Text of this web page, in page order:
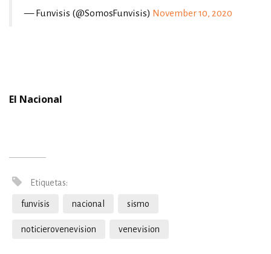
— Funvisis (@SomosFunvisis) November 10, 2020
El Nacional
Etiquetas:
funvisis nacional sismo
noticierovenevision venevision